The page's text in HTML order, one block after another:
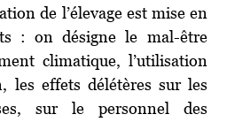
de l’élevage est mise en
: on désigne le mal-être
climatique, l’utilisation
les effets délétères sur les
sur le personnel des